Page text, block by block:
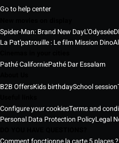
Go to help center
Spider-Man: Brand New DayL'Odyssée
La Pat'patrouille : Le film Mission Dino
Pathé CaliforniePathé Dar Essalam
B2B OffersKids birthdaySchool session
Configure your cookiesTerms and
Personal Data Protection PolicyLegal